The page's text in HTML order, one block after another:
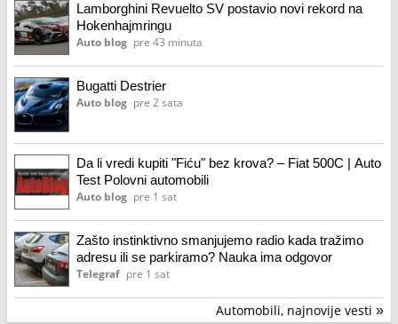
Lamborghini Revuelto SV postavio novi rekord na
Hokenhajmringu
Auto blog pre 43 minuta
Bugatti Destrier
Auto blog pre 2 sata
Da li vredi kupiti "Fiću" bez krova? – Fiat 500C | Auto
Test Polovni automobili
Auto blog pre 1 sat
Zašto instinktivno smanjujemo radio kada tražimo
adresu ili se parkiramo? Nauka ima odgovor
Telegraf pre 1 sat
Automobili, najnovije vesti »